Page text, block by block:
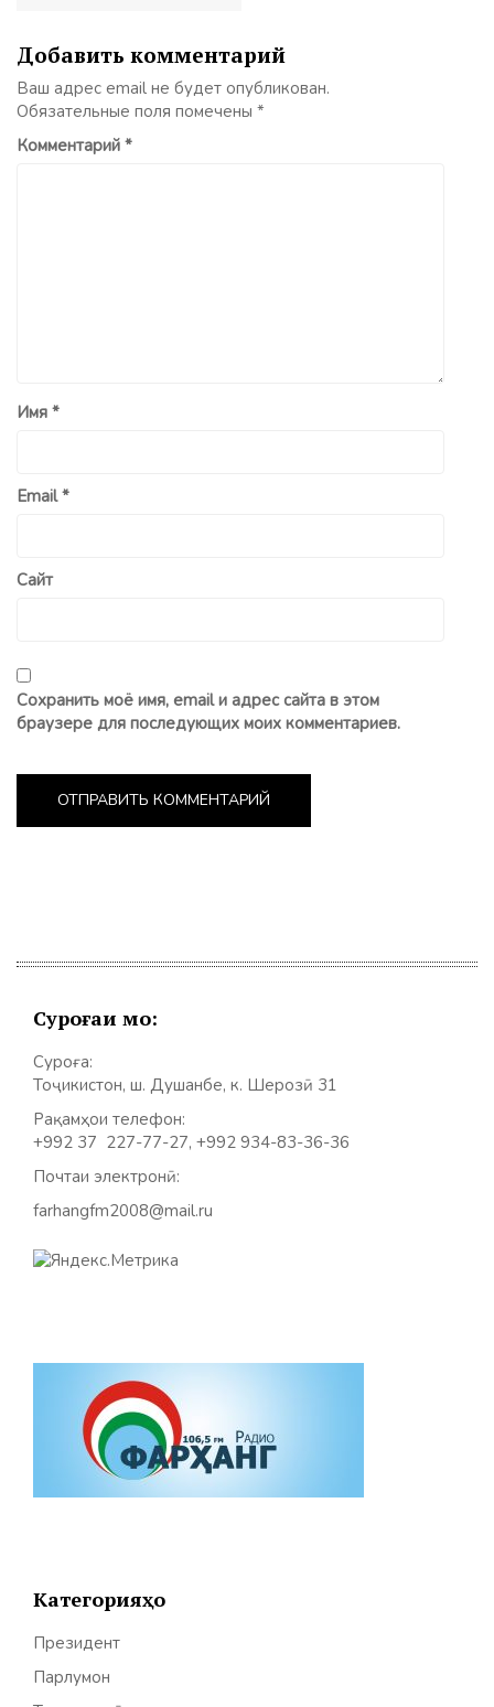
Добавить комментарий
Ваш адрес email не будет опубликован.
Обязательные поля помечены *
Комментарий *
Имя *
Email*
Сайт
Сохранить моё имя, email и адрес сайта в этом
браузере для последующих моих комментариев.
Суроғаи мо:
Суроға:
Тоҷикистон, ш. Душанбе, к. Шерозӣ 31
Рақамҳои телефон:
+992 37 227-77-27, +992 934-83-36-36
Почтаи электронӣ:
farhangfm2008@mail.ru
Категорияҳо
Президент
Парлумон